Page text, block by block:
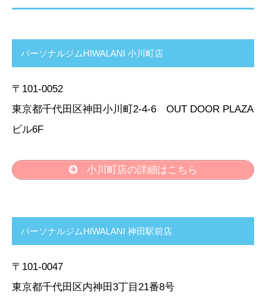
パーソナルジムHIWALANI 小川町店
〒101-0052
東京都千代田区神田小川町2-4-6 OUT DOOR PLAZA
ビル6F
小川町店の詳細はこちら
パーソナルジムHIWALANI 神田駅前店
〒101-0047
東京都千代田区内神田3丁目21番8号